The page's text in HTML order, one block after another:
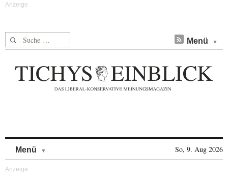
Suche nach: Menü
Menü So, 9. Aug 2026